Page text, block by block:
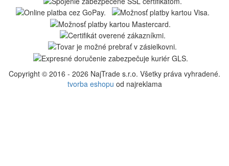
Copyright © 2016 - 2026 NajTrade s.r.o. Všetky práva vyhradené.
tvorba eshopu od najreklama